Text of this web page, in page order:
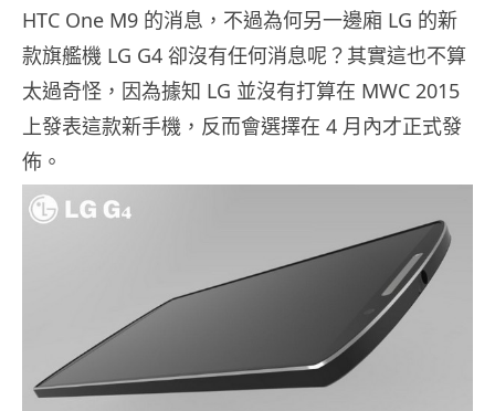
HTC One M9 的消息，不過為何另一邊廂 LG 的新
款旗艦機 LG G4 卻沒有任何消息呢？其實這也不算
太過奇怪，因為據知 LG 並沒有打算在 MWC 2015
上發表這款新手機，反而會選擇在 4 月內才正式發
佈。